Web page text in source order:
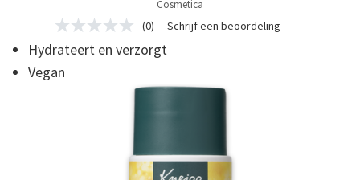
Cosmetica
4,3 van 5 sterren
Geen
scorewaarde
Dezelfde
paginalink.
(0) Schrijf een beoordeling
Hydrateert en verzorgt
Vegan